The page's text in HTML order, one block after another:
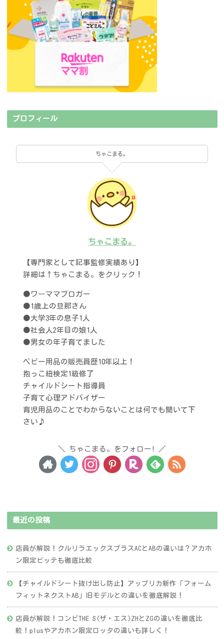
プロフィール
ちゃこまる。
ちゃこまる。
【専門家として記事監修実績あり】
詳細は↑ちゃこまる。をクリック！
●ワ―ママブロガー
●1歳上の旦那さん
●大学3年の息子1人
●社会人2年目の娘1人
●男女の年子育てました
ベビー用品の販売員歴10年以上！
抱っこ紐検定1級修了
チャイルドシート指導員
子育て心理アドバイザー
育児用品のことでわからないことは何でも聞いて下
さい♪
ちゃこまる。をフォロー!
最近の投稿
店員が解説！クルリラエックスプラスACとABの違いは？アカホ
ン限定ビッテも徹底比較
【チャイルドシート抜け出し防止】アップリカ新作「フォーム
フィットネクストAB」旧モデルとの違いを徹底解説！
店員が解説！コンビTHE S(ザ・エス)ZHとZGの違いを徹底比
較！plusやアカホン限定ロッタの違いも詳しく！